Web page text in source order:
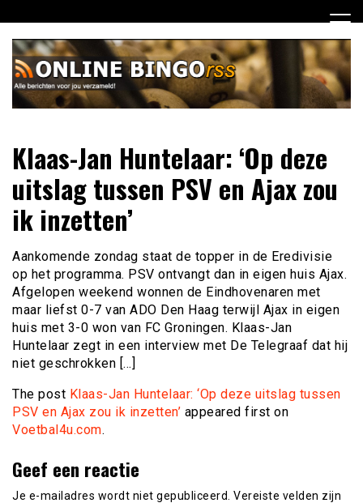
naar
inhoud
Online Bingo RSS
verzameld
Klaas-Jan Huntelaar: ‘Op deze
uitslag tussen PSV en Ajax zou
ik inzetten’
Aankomende zondag staat de topper in de Eredivisie
op het programma. PSV ontvangt dan in eigen huis Ajax.
Afgelopen weekend wonnen de Eindhovenaren met
maar liefst 0-7 van ADO Den Haag terwijl Ajax in eigen
huis met 3-0 won van FC Groningen. Klaas-Jan
Huntelaar zegt in een interview met De Telegraaf dat hij
niet geschrokken […]
The post Klaas-Jan Huntelaar: ‘Op deze uitslag tussen
PSV en Ajax zou ik inzetten’ appeared first on
Voetbal4u.com.
Geef een reactie
Je e-mailadres wordt niet gepubliceerd. Vereiste velden zijn